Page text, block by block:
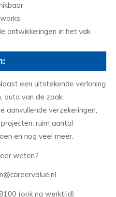
ontwikkelingen in het vak
een uitstekende verloning
auto van de zaak,
aanvullende verzekeringen,
ruim aantal
en nog veel meer.
weten?
(ook na werktijd)